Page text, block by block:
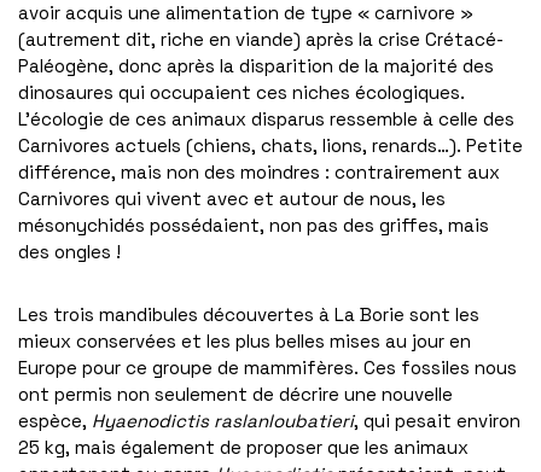
avoir acquis une alimentation de type « carnivore »
(autrement dit, riche en viande) après la crise Crétacé-
Paléogène, donc après la disparition de la majorité des
dinosaures qui occupaient ces niches écologiques.
L’écologie de ces animaux disparus ressemble à celle des
Carnivores actuels (chiens, chats, lions, renards…). Petite
différence, mais non des moindres : contrairement aux
Carnivores qui vivent avec et autour de nous, les
mésonychidés possédaient, non pas des griffes, mais
des ongles !
Les trois mandibules découvertes à La Borie sont les
mieux conservées et les plus belles mises au jour en
Europe pour ce groupe de mammifères. Ces fossiles nous
ont permis non seulement de décrire une nouvelle
espèce, Hyaenodictis raslanloubatieri, qui pesait environ
25 kg, mais également de proposer que les animaux